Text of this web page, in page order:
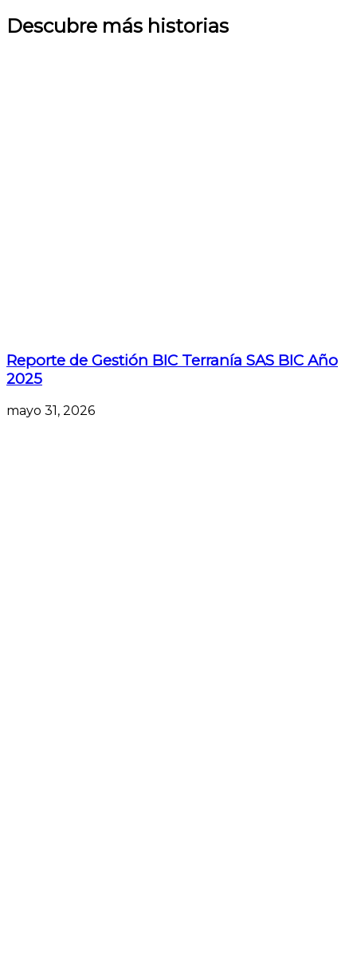
Descubre más historias
Reporte de Gestión BIC Terranía SAS BIC Año
2025
mayo 31, 2026